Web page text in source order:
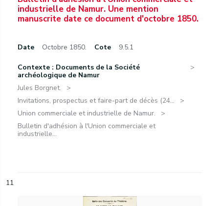
industrielle de Namur. Une mention
manuscrite date ce document d'octobre 1850.
Date Octobre 1850. Cote 9.5.1
Contexte : Documents de la Société
archéologique de Namur
Jules Borgnet.
Invitations, prospectus et faire-part de décès (24...
Union commerciale et industrielle de Namur.
Bulletin d'adhésion à l'Union commerciale et
industrielle...
11